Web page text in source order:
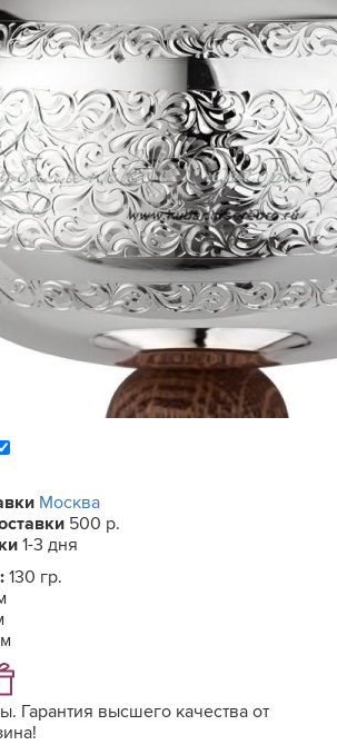
Москва
500 р.
1-3 дня
130 гр.
Гарантия высшего качества от